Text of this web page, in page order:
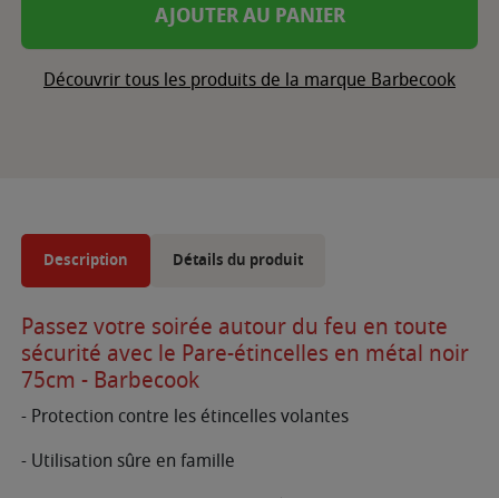
AJOUTER AU PANIER
Découvrir tous les produits de la marque Barbecook
Description Détails du produit
Passez votre soirée autour du feu en toute
sécurité avec le Pare-étincelles en métal noir
75cm - Barbecook
- Protection contre les étincelles volantes
- Utilisation sûre en famille